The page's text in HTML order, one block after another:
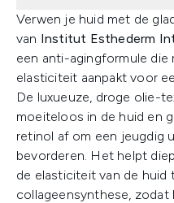
Verwen je huid met de
van Institut Esthederm
een anti-agingformule die
elasticiteit aanpakt voor
De luxueuze, droge olie-
moeiteloos in de huid en
retinol af om een jeugdig
bevorderen. Het helpt
de elasticiteit van de huid
collageensynthese,